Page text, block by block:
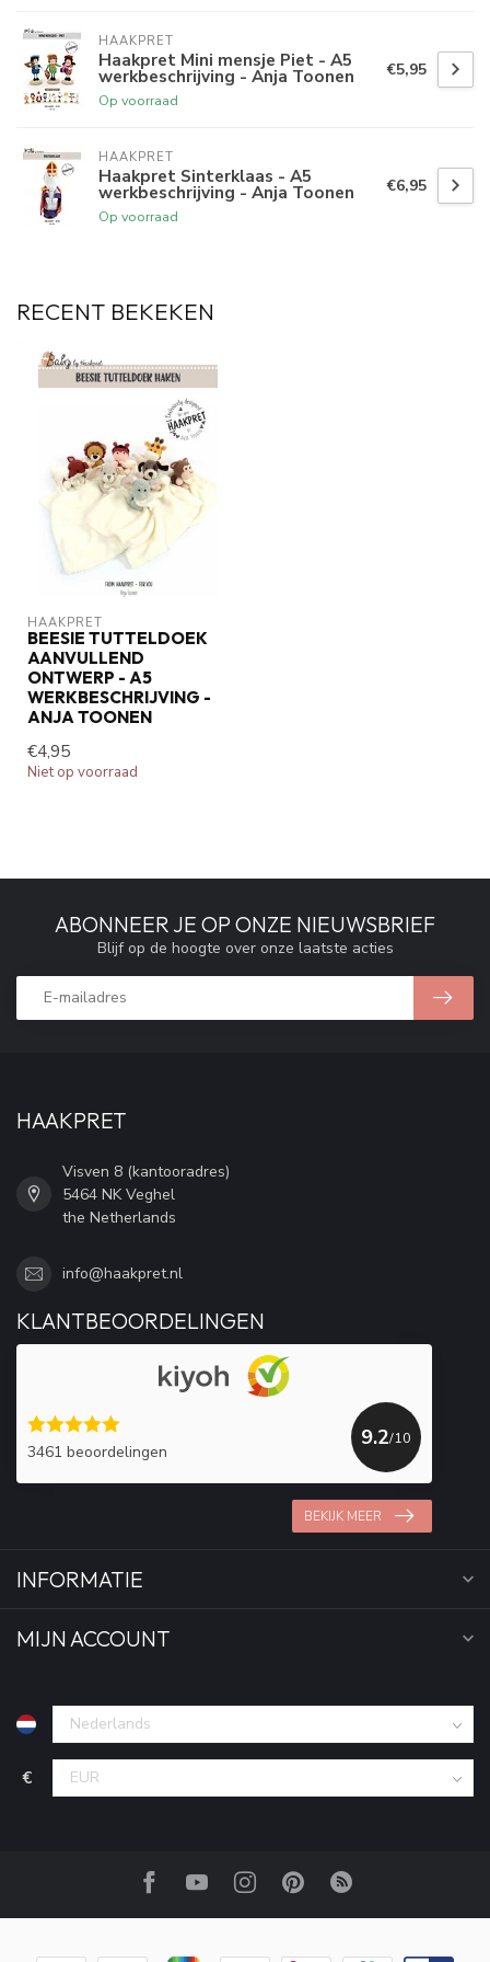
HAAKPRET
Haakpret Mini mensje Piet - A5
werkbeschrijving - Anja Toonen
Op voorraad
€5,95
HAAKPRET
Haakpret Sinterklaas - A5
werkbeschrijving - Anja Toonen
Op voorraad
€6,95
RECENT BEKEKEN
HAAKPRET
BEESIE TUTTELDOEK
AANVULLEND
ONTWERP - A5
WERKBESCHRIJVING -
ANJA TOONEN
€4,95
Niet op voorraad
ABONNEER JE OP ONZE NIEUWSBRIEF
Blijf op de hoogte over onze laatste acties
HAAKPRET
Visven 8 (kantooradres)
5464 NK Veghel
the Netherlands
info@haakpret.nl
KLANTBEOORDELINGEN
3461 beoordelingen
9.2/10
BEKIJK MEER
INFORMATIE
MIJN ACCOUNT
€